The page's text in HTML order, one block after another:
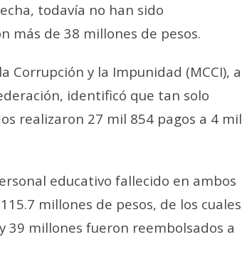
todavía no han sido
más de 38 millones de pesos.
Corrupción y la Impunidad (MCCI), a
identificó que tan solo
realizaron 27 mil 854 pagos a 4 mil
educativo fallecido en ambos
millones de pesos, de los cuales
39 millones fueron reembolsados a